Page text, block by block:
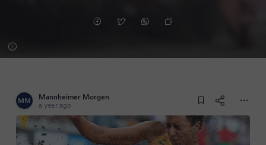
Mannheimer Morgen
a year ago